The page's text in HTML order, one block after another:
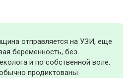
отправляется на УЗИ, еще
беременность, без
и по собственной воле.
продиктованы